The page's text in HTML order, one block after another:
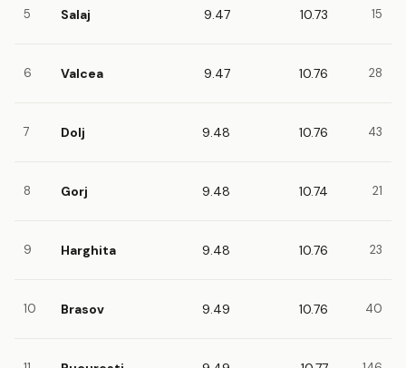
5 Salaj 9.47 10.73 15
6 Valcea 9.47 10.76 28
7 Dolj 9.48 10.76 43
8 Gorj 9.48 10.74 21
9 Harghita 9.48 10.76 23
10 Brasov 9.49 10.76 40